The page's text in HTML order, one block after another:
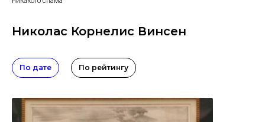
Николас Корнелис Винсен
По дате По рейтингу